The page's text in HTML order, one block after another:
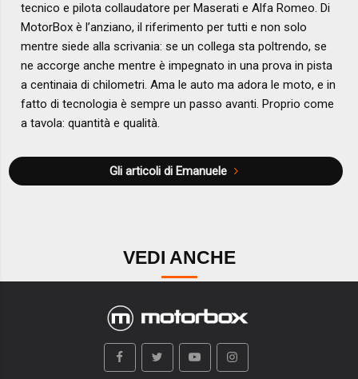
tecnico e pilota collaudatore per Maserati e Alfa Romeo. Di
MotorBox è l’anziano, il riferimento per tutti e non solo
mentre siede alla scrivania: se un collega sta poltrendo, se
ne accorge anche mentre è impegnato in una prova in pista
a centinaia di chilometri. Ama le auto ma adora le moto, e in
fatto di tecnologia è sempre un passo avanti. Proprio come
a tavola: quantità e qualità.
Gli articoli di Emanuele
VEDI ANCHE